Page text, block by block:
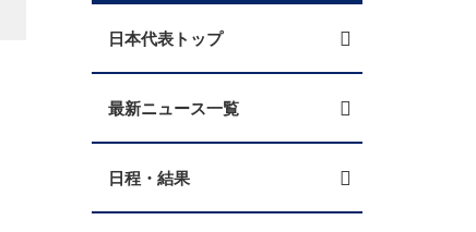
日本代表トップ
最新ニュース一覧
日程・結果